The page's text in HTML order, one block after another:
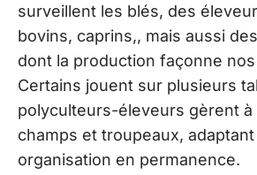
surveillent les blés, des
bovins, caprins,, mais aussi
dont la production façonne
Certains jouent sur plusieurs
polyculteurs-éleveurs gèrent à
champs et troupeaux,
organisation en permanence.